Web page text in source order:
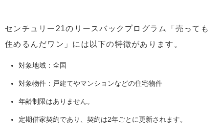
センチュリー21のリースバックプログラム「売っても
住めるんだワン」には以下の特徴があります。
対象地域：全国
対象物件：戸建てやマンションなどの住宅物件
年齢制限はありません。
定期借家契約であり、契約は2年ごとに更新されます。